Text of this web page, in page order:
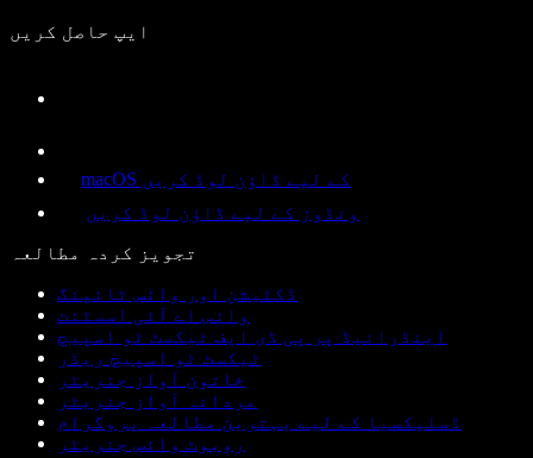
ایپ حاصل کریں
macOS کے لیے ڈاؤن لوڈ کریں
ونڈوز کے لیے ڈاؤن لوڈ کریں
تجویز کردہ مطالعہ
ڈکٹیشن اور وائس ٹائپنگ
وائس اے آئی اسسٹنٹ
اینڈرائیڈ پر پی ڈی ایف ٹیکسٹ ٹو اسپیچ
ٹیکسٹ ٹو اسپیچ ریڈر
خاتون آواز جنریٹر
مردانہ آواز جنریٹر
ڈسلیکسیا کے لیے بہترین مطالعہ پروگرام
روبوٹ وائس جنریٹر